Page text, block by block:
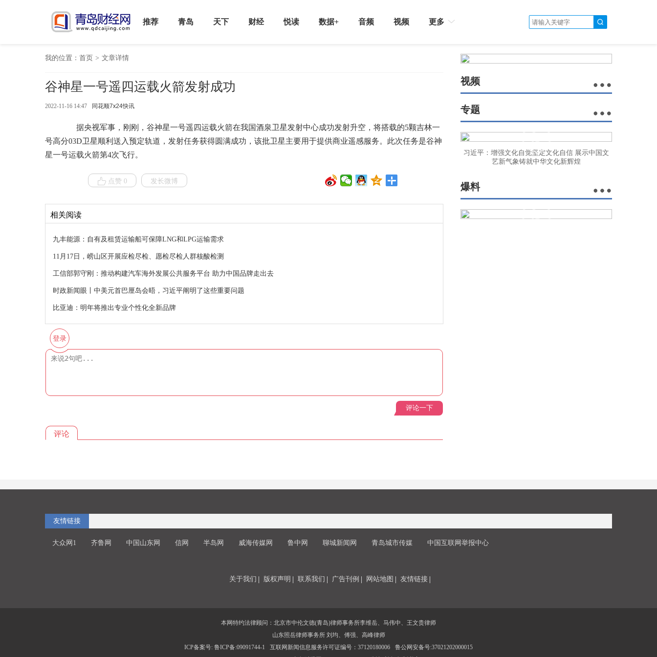
推荐 青岛 天下 财经 悦读 数据+ 音频 视频 更多
我的位置： 首页 > 文章详情
谷神星一号遥四运载火箭发射成功
2022-11-16 14:47 同花顺7x24快讯
据央视军事，刚刚，谷神星一号遥四运载火箭在我国酒泉卫星发射中心成功发射升空，将搭载的5颗吉林一
号高分03D卫星顺利送入预定轨道，发射任务获得圆满成功，该批卫星主要用于提供商业遥感服务。此次任务是谷神
星一号运载火箭第4次飞行。
点赞 0 发长微博
相关阅读
九丰能源：自有及租赁运输船可保障LNG和LPG运输需求
11月17日，崂山区开展应检尽检、愿检尽检人群核酸检测
工信部郭守刚：推动构建汽车海外发展公共服务平台 助力中国品牌走出去
时政新闻眼丨中美元首巴厘岛会晤，习近平阐明了这些重要问题
比亚迪：明年将推出专业个性化全新品牌
登录
评论一下
评论
视频
专题
习近平：增强文化自觉坚定文化自信 展示中国文
艺新气象铸就中华文化新辉煌
爆料
友情链接
大众网1 齐鲁网 中国山东网 信网 半岛网 威海传媒网 鲁中网 聊城新闻网 青岛城市传媒 中国互联网举报中心
关于我们 版权声明 联系我们 广告刊例 网站地图 友情链接
本网特约法律顾问：北京市中伦文德(青岛)律师事务所李维岳、马伟中、王文贵律师
山东照岳律师事务所 刘均、傅强、高峰律师
ICP备案号: 鲁ICP备:09091744-1
互联网新闻信息服务许可证编号：37120180006
鲁公网安备号:37021202000015